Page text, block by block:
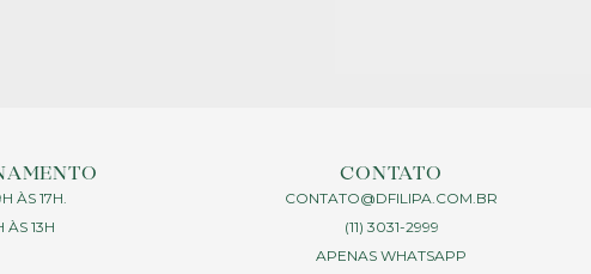
ÀS 17H.
ÀS 13H
CONTATO
CONTATO@DFILIPA.COM.BR
(11) 3031-2999
APENAS WHATSAPP